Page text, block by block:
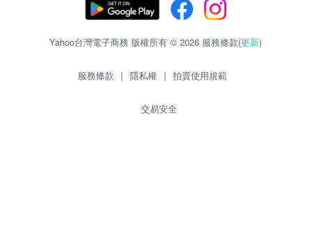
Yahoo台灣電子商務 版權所有 © 2026 服務條款(更新)
服務條款 | 隱私權 | 拍賣使用規範
交易安全